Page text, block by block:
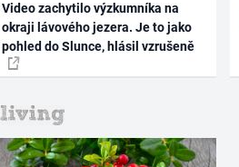
Video zachytilo výzkumníka na
okraji lávového jezera. Je to jako
pohled do Slunce, hlásil vzrušeně